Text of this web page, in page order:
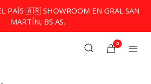
PAÍS 🇦🇷 SHOWROOM EN GRAL SAN
MARTÍN, BS AS.
0